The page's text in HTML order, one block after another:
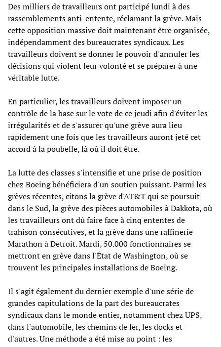
Des milliers de travailleurs ont participé lundi à des
rassemblements anti-entente, réclamant la grève. Mais
cette opposition massive doit maintenant être organisée,
indépendamment des bureaucrates syndicaux. Les
travailleurs doivent se donner le pouvoir d'annuler les
décisions qui violent leur volonté et se préparer à une
véritable lutte.
En particulier, les travailleurs doivent imposer un
contrôle de la base sur le vote de ce jeudi afin d'éviter les
irrégularités et de s'assurer qu'une grève aura lieu
rapidement une fois que les travailleurs auront jeté cet
accord à la poubelle, là où il doit être.
La lutte des classes s'intensifie et une prise de position
chez Boeing bénéficiera d'un soutien puissant. Parmi les
grèves récentes, citons la grève d'AT&T qui se poursuit
dans le Sud, la grève des pièces automobiles à Dakkota, où
les travailleurs ont dû faire face à cinq ententes de
trahison consécutives, et la grève dans une raffinerie
Marathon à Detroit. Mardi, 50.000 fonctionnaires se
mettront en grève dans l'État de Washington, où se
trouvent les principales installations de Boeing.
Il s'agit également du dernier exemple d'une série de
grandes capitulations de la part des bureaucrates
syndicaux dans le monde entier, notamment chez UPS,
dans l'automobile, les chemins de fer, les docks et
d'autres. Une méthode a été mise au point : les